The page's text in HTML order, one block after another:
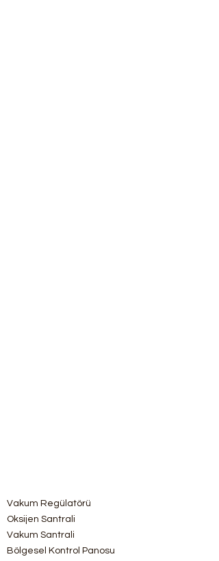
Vakum Regülatörü
Oksijen Santrali
Vakum Santrali
Bölgesel Kontrol Panosu